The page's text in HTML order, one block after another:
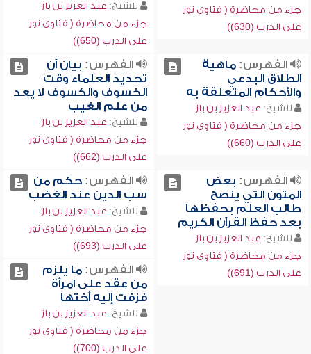
جزء من محاضرة ( فتاوى نور
على الدرب (630))
للشيخ: عبد العزيز بن باز
جزء من محاضرة ( فتاوى نور
على الدرب (650))
الفهرس:ماهية
الطلاق البدعي
والأحكام المتعلقة به
للشيخ: عبد العزيز بن باز
جزء من محاضرة ( فتاوى نور
على الدرب (660))
الفهرس: بيان أن
تحديد العلماء وقت
الخسوف والكسوف لا يعد
من علم الغيب
للشيخ: عبد العزيز بن باز
جزء من محاضرة ( فتاوى نور
على الدرب (662))
الفهرس: بعض
المتون التي ينصح
طالب العلم بحفظها
بعد حفظ القرآن الكريم
للشيخ: عبد العزيز بن باز
جزء من محاضرة ( فتاوى نور
على الدرب (691))
الفهرس:حكم من
سب الدين عند الغضب
للشيخ: عبد العزيز بن باز
جزء من محاضرة ( فتاوى نور
على الدرب (693))
الفهرس:ما يلزم
من عقد على امرأة
فزفت إليه أختها
للشيخ: عبد العزيز بن باز
جزء من محاضرة ( فتاوى نور
على الدرب (700))